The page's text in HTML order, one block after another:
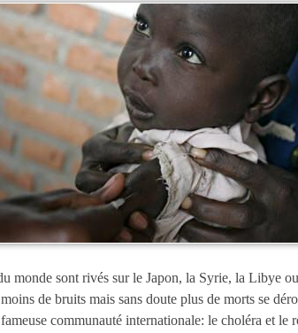
monde sont rivés sur le Japon, la Syrie, la Libye
de bruits mais sans doute plus de morts se
communauté internationale: le choléra et le